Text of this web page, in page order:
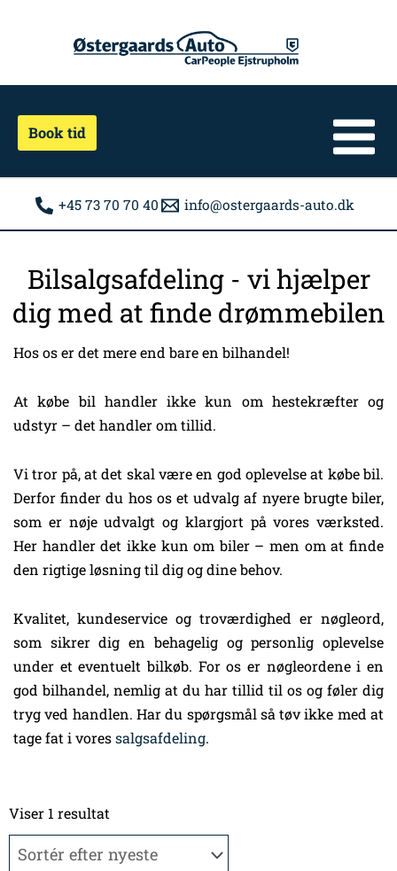
Book tid
+45 73 70 70 40 info@ostergaards-auto.dk
Bilsalgsafdeling - vi hjælper
dig med at finde drømmebilen
Hos os er det mere end bare en bilhandel!
At købe bil handler ikke kun om hestekræfter og
udstyr – det handler om tillid.
Vi tror på, at det skal være en god oplevelse at købe bil.
Derfor finder du hos os et udvalg af nyere brugte biler,
som er nøje udvalgt og klargjort på vores værksted.
Her handler det ikke kun om biler – men om at finde
den rigtige løsning til dig og dine behov.
Kvalitet, kundeservice og troværdighed er nøgleord,
som sikrer dig en behagelig og personlig oplevelse
under et eventuelt bilkøb. For os er nøgleordene i en
god bilhandel, nemlig at du har tillid til os og føler dig
tryg ved handlen. Har du spørgsmål så tøv ikke med at
tage fat i voressalgsafdeling.
Viser 1 resultat